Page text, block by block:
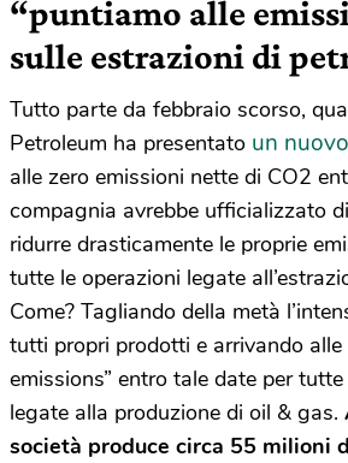
“puntiamo alle
sulle estrazioni di
Tutto parte da febbraio scorso,
Petroleum ha presentato un
alle zero emissioni nette di CO2
compagnia avrebbe ufficializzato
ridurre drasticamente le proprie
tutte le operazioni legate
Come? Tagliando della metà
tutti propri prodotti e arrivando alle
emissions” entro tale date per
legate alla produzione di oil & gas.
società produce circa 55 milioni